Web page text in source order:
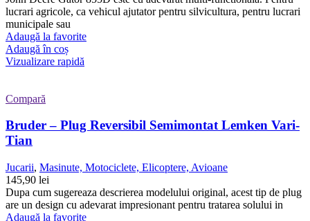
lucrari agricole, ca vehicul ajutator pentru silvicultura, pentru lucrari
municipale sau
Adaugă la favorite
Adaugă în coș
Vizualizare rapidă
Compară
Bruder – Plug Reversibil Semimontat Lemken Vari-
Tian
Jucarii, Masinute, Motociclete, Elicoptere, Avioane
145,90 lei
Dupa cum sugereaza descrierea modelului original, acest tip de plug
are un design cu adevarat impresionant pentru tratarea solului in
Adaugă la favorite